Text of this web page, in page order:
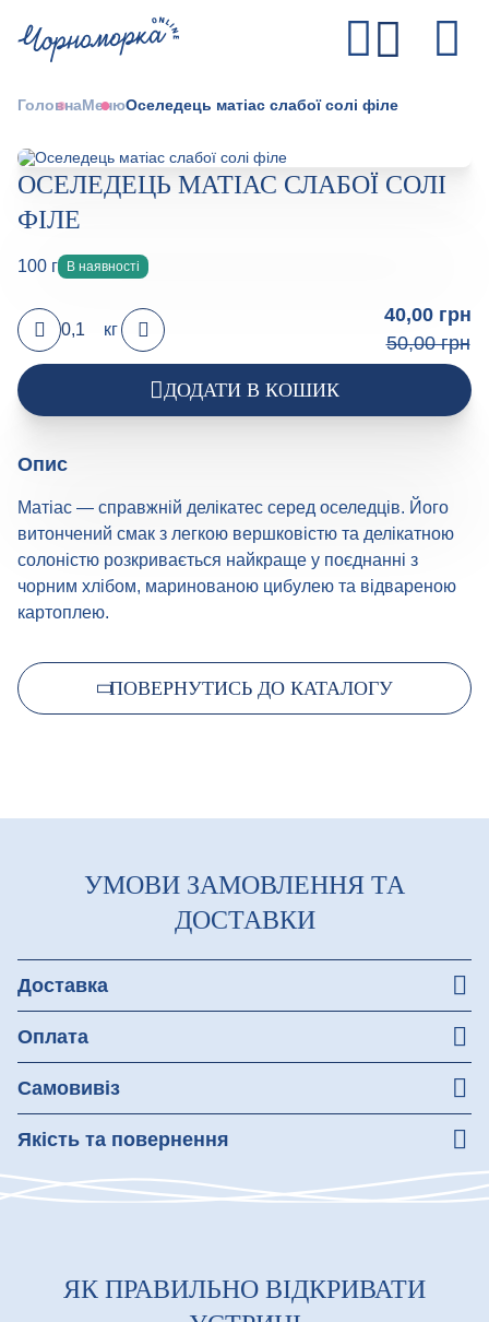
ГоловнаМенюОселедець матіас слабої солі філе
ОСЕЛЕДЕЦЬ МАТІАС СЛАБОЇ СОЛІ
ФІЛЕ
100 г В наявності
40,00 грн
50,00 грн
кг
ДОДАТИ В КОШИК
Опис
Матіас — справжній делікатес серед оселедців. Його
витончений смак з легкою вершковістю та делікатною
солоністю розкривається найкраще у поєднанні з
чорним хлібом, маринованою цибулею та відвареною
картоплею.
ПОВЕРНУТИСЬ ДО КАТАЛОГУ
УМОВИ ЗАМОВЛЕННЯ ТА
ДОСТАВКИ
Доставка
Незабаром ми подбаємо про зручну доставку для вас!
Оплата
Самовивіз
ви без турбот донесли його додому.
Якість та повернення
Гарантуємо якість усіх страв. При отриманні перевірте
замовлення
ЯК ПРАВИЛЬНО ВІДКРИВАТИ